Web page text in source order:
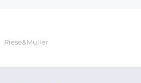
Riese&Muller